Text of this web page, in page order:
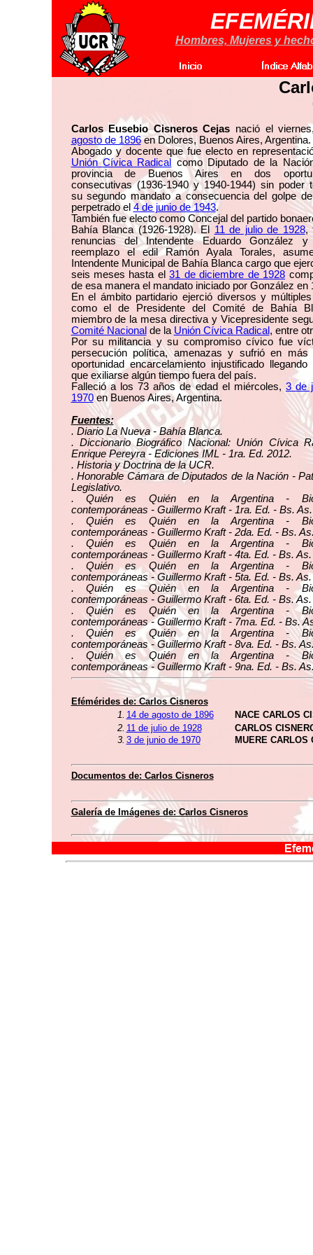
Hombres, Mujeres y
Carlos Eusebio Cisneros Cejas nació el
agosto de 1896en Dolores, Buenos Aires, Argentina.
Abogado y docente que fue electo en
Unión Cívica Radical
como Diputado de la
provincia de Buenos Aires en dos
consecutivas (1936-1940 y 1940-1944) sin poder
su segundo mandato a consecuencia del golpe
perpetrado el 4 de junio de 1943.
También fue electo como Concejal del partido
Bahía Blanca (1926-1928). El 11 de julio de 1928,
renuncias del Intendente Eduardo González
reemplazo el edil Ramón Ayala Torales,
Intendente Municipal de Bahía Blanca cargo que
seis meses hasta el31 de diciembre de 1928
de esa manera el mandato iniciado por González en
En el ámbito partidario ejerció diversos y
como el de Presidente del Comité de Bahía
miembro de la mesa directiva y Vicepresidente
Comité Nacional de la Unión Cívica Radical , entre
Por su militancia y su compromiso cívico fue
persecución política, amenazas y sufrió en más
oportunidad encarcelamiento injustificado
que exiliarse algún tiempo fuera del país.
Falleció a los 73 años de edad el miércoles, 3 de
1970en Buenos Aires, Argentina.
Fuentes:
. Diario La Nueva - Bahía Blanca.
. Diccionario Biográfico Nacional: Unión Cívica
Enrique Pereyra - Ediciones IML - 1ra. Ed. 2012.
. Historia y Doctrina de la UCR.
. Honorable Cámara de Diputados de la Nación -
Legislativo.
. Quién es Quién en la Argentina -
contemporáneas - Guillermo Kraft - 1ra. Ed. - Bs.
. Quién es Quién en la Argentina -
contemporáneas - Guillermo Kraft - 2da. Ed. - Bs.
. Quién es Quién en la Argentina -
contemporáneas - Guillermo Kraft - 4ta. Ed. - Bs. As.
. Quién es Quién en la Argentina -
contemporáneas - Guillermo Kraft - 5ta. Ed. - Bs. As.
. Quién es Quién en la Argentina -
contemporáneas - Guillermo Kraft - 6ta. Ed. - Bs. As.
. Quién es Quién en la Argentina -
contemporáneas - Guillermo Kraft - 7ma. Ed. - Bs.
. Quién es Quién en la Argentina -
contemporáneas - Guillermo Kraft - 8va. Ed. - Bs.
. Quién es Quién en la Argentina -
contemporáneas - Guillermo Kraft - 9na. Ed. - Bs.
Efémérides de: Carlos Cisneros
1. 14 de agosto de 1896
NACE CARLOS
2. 11 de julio de 1928
CARLOS
3. 3 de junio de 1970 MUERE CARLOS
Documentos de: Carlos Cisneros
Galería de Imágenes de: Carlos Cisneros